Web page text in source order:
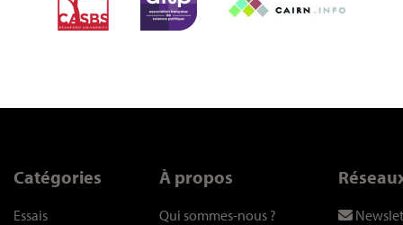
Catégories
Essais
À propos
Qui sommes-nous ?